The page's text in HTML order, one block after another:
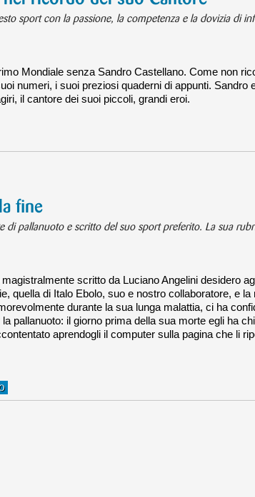
sport con la passione, la competenza e la dovizia di
Mondiale senza Sandro Castellano. Come non
numeri, i suoi preziosi quaderni di appunti. Sandro
il cantore dei suoi piccoli, grandi eroi.
fine
pallanuoto e scritto del suo sport preferito. La sua
scritto da Luciano Angelini desidero
quella di Italo Ebolo, suo e nostro collaboratore, e la
durante la sua lunga malattia, ci ha
pallanuoto: il giorno prima della sua morte egli ha
aprendogli il computer sulla pagina che li